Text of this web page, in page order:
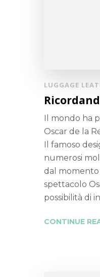
LUGGAGE
Il mondo ha
Oscar de la
Il famoso
numerosi
dal momento
spettacolo
possibilità di
CONTINUE